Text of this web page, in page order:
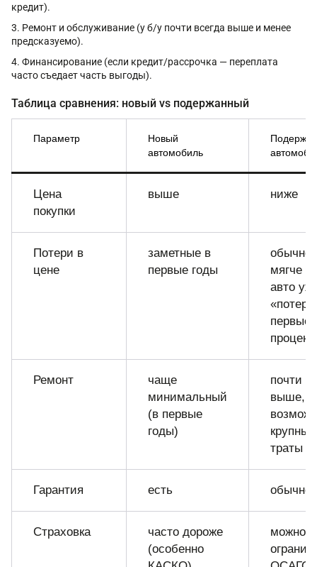
кредит).
Ремонт и обслуживание (у б/у почти всегда выше и менее
предсказуемо).
Финансирование (если кредит/рассрочка — переплата
часто съедает часть выгоды).
Таблица сравнения: новый vs подержанный
Параметр
Новый
автомобиль
Цена
покупки
выше ниже
Потери в
цене
заметные в
первые годы
обычно
мягче
авто
первые
Ремонт
чаще
минимальный
(в первые
годы)
почти
выше,
крупные
траты
Гарантия есть обычно
Страховка
часто дороже
(особенно
можно